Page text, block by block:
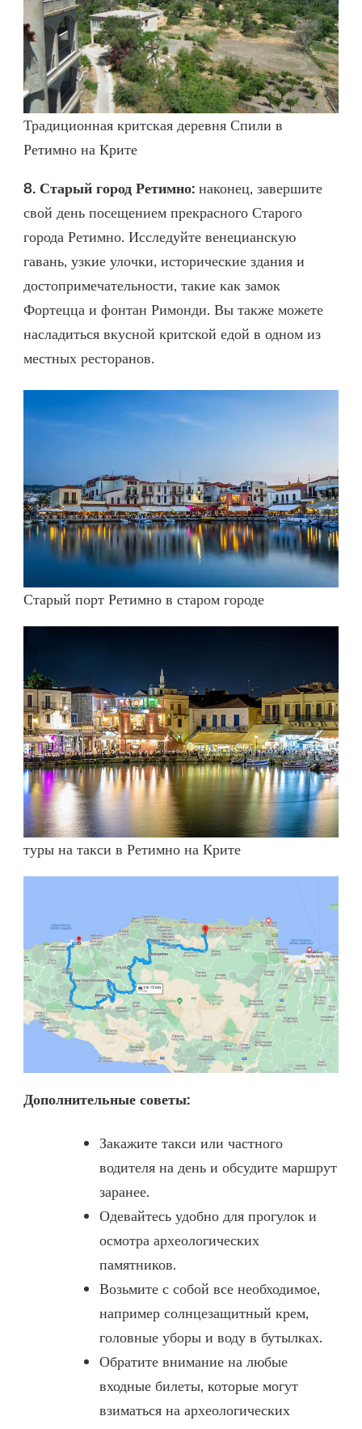
Традиционная критская деревня Спили в
Ретимно на Крите
8. Старый город Ретимно: наконец, завершите
свой день посещением прекрасного Старого
города Ретимно. Исследуйте венецианскую
гавань, узкие улочки, исторические здания и
достопримечательности, такие как замок
Фортецца и фонтан Римонди. Вы также можете
насладиться вкусной критской едой в одном из
местных ресторанов.
Старый порт Ретимно в старом городе
туры на такси в Ретимно на Крите
Дополнительные советы:
Закажите такси или частного
водителя на день и обсудите маршрут
заранее.
Одевайтесь удобно для прогулок и
осмотра археологических
памятников.
Возьмите с собой все необходимое,
например солнцезащитный крем,
головные уборы и воду в бутылках.
Обратите внимание на любые
входные билеты, которые могут
взиматься на археологических